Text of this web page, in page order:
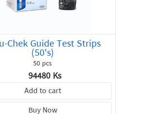
Chek Guide Test Strips
(50's)
50 pcs
94480 Ks
Add to cart
Buy Now